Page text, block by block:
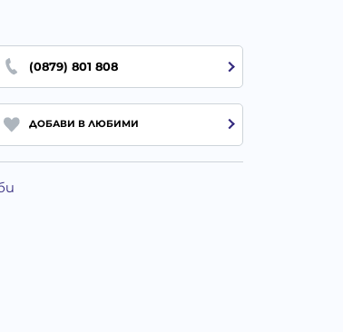
(0879) 801 808
ДОБАВИ В ЛЮБИМИ